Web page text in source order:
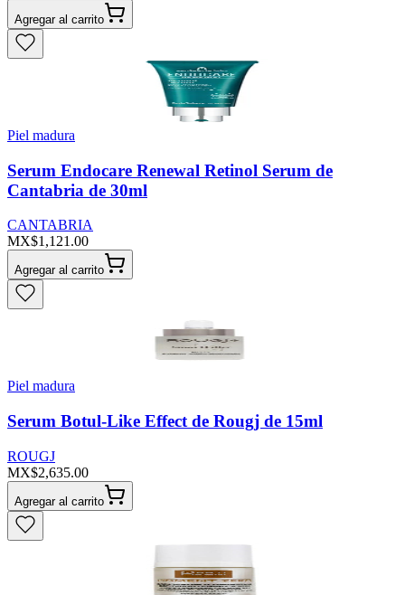
Agregar al carrito
Piel madura
Serum Endocare Renewal Retinol Serum de
Cantabria de 30ml
CANTABRIA
MX$1,121.00
Agregar al carrito
Piel madura
Serum Botul-Like Effect de Rougj de 15ml
ROUGJ
MX$2,635.00
Agregar al carrito